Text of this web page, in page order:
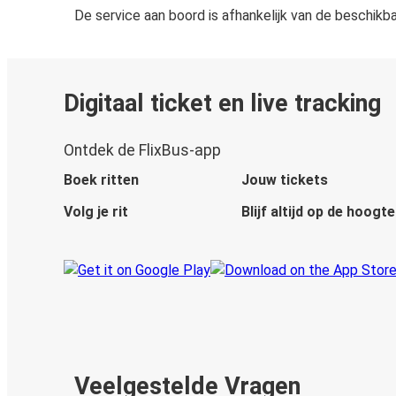
De service aan boord is afhankelijk van de
Digitaal ticket en live tracking
Ontdek de FlixBus-app
Boek ritten
Jouw tickets
Volg je rit
Blijf altijd op de hoogte
Veelgestelde Vragen